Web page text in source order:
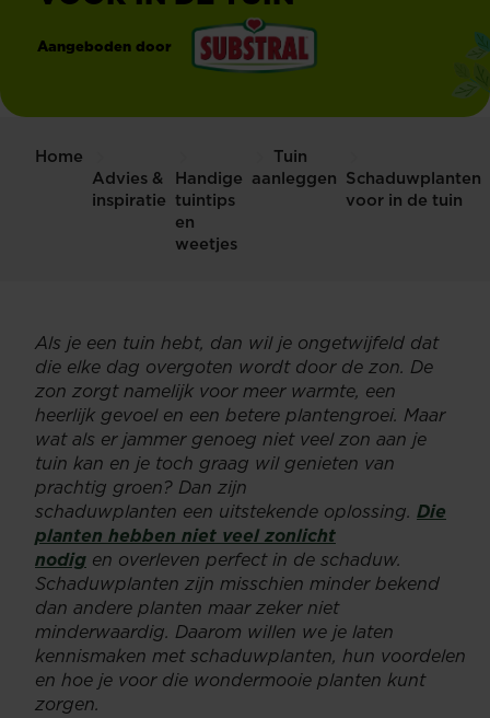
Aangeboden door
Home
Advies &
inspiratie
Handige
tuintips
en
weetjes
Tuin
aanleggen Schaduwplanten
voor in de tuin
Als je een tuin hebt, dan wil je ongetwijfeld dat
die elke dag overgoten wordt door de zon. De
zon zorgt namelijk voor meer warmte, een
heerlijk gevoel en een betere plantengroei. Maar
wat als er jammer genoeg niet veel zon aan je
tuin kan en je toch graag wil genieten van
prachtig groen? Dan zijn
schaduwplanten een uitstekende oplossing. Die
planten hebben niet veel zonlicht
nodig en overleven perfect in de schaduw.
Schaduwplanten zijn misschien minder bekend
dan andere planten maar zeker niet
minderwaardig. Daarom willen we je laten
kennismaken met schaduwplanten, hun voordelen
en hoe je voor die wondermooie planten kunt
zorgen.